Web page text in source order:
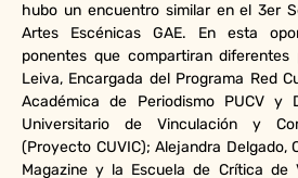
hubo un encuentro similar en el 3er
Artes Escénicas GAE. En esta
ponentes que compartiran
Leiva, Encargada del Programa Red
Académica de Periodismo PUCV y
Universitario de Vinculación y
(Proyecto CUVIC); Alejandra Delgado,
Magazine y la Escuela de Crítica de